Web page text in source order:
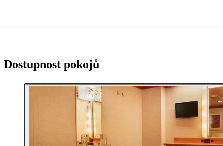
Dostupnost pokojů